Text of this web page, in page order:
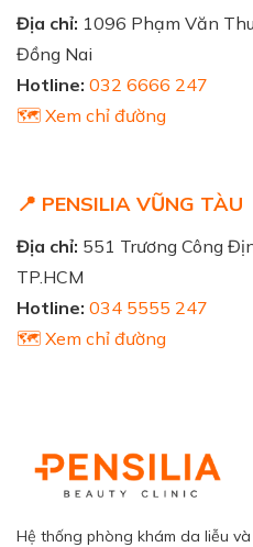
Địa chỉ: 1096 Phạm Văn
Đồng Nai
Hotline: 032 6666 247
🗺️ Xem chỉ đường
📍 PENSILIA VŨNG TÀU
Địa chỉ: 551 Trương Công
TP.HCM
Hotline: 034 5555 247
🗺️ Xem chỉ đường
Hệ thống phòng khám da liễu